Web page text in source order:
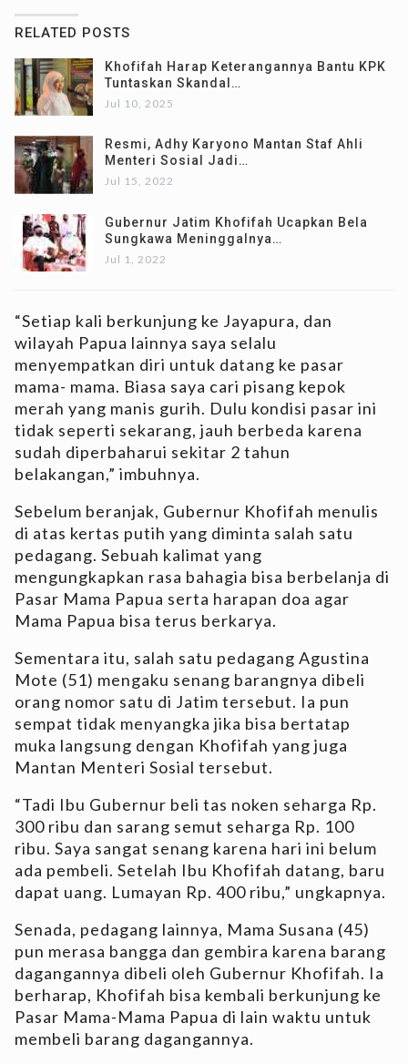
RELATED POSTS
Khofifah Harap Keterangannya Bantu KPK
Tuntaskan Skandal…
Jul 10, 2025
Resmi, Adhy Karyono Mantan Staf Ahli
Menteri Sosial Jadi…
Jul 15, 2022
Gubernur Jatim Khofifah Ucapkan Bela
Sungkawa Meninggalnya…
Jul 1, 2022
“Setiap kali berkunjung ke Jayapura, dan
wilayah Papua lainnya saya selalu
menyempatkan diri untuk datang ke pasar
mama- mama. Biasa saya cari pisang kepok
merah yang manis gurih. Dulu kondisi pasar ini
tidak seperti sekarang, jauh berbeda karena
sudah diperbaharui sekitar 2 tahun
belakangan,” imbuhnya.
Sebelum beranjak, Gubernur Khofifah menulis
di atas kertas putih yang diminta salah satu
pedagang. Sebuah kalimat yang
mengungkapkan rasa bahagia bisa berbelanja di
Pasar Mama Papua serta harapan doa agar
Mama Papua bisa terus berkarya.
Sementara itu, salah satu pedagang Agustina
Mote (51) mengaku senang barangnya dibeli
orang nomor satu di Jatim tersebut. Ia pun
sempat tidak menyangka jika bisa bertatap
muka langsung dengan Khofifah yang juga
Mantan Menteri Sosial tersebut.
“Tadi Ibu Gubernur beli tas noken seharga Rp.
300 ribu dan sarang semut seharga Rp. 100
ribu. Saya sangat senang karena hari ini belum
ada pembeli. Setelah Ibu Khofifah datang, baru
dapat uang. Lumayan Rp. 400 ribu,” ungkapnya.
Senada, pedagang lainnya, Mama Susana (45)
pun merasa bangga dan gembira karena barang
dagangannya dibeli oleh Gubernur Khofifah. Ia
berharap, Khofifah bisa kembali berkunjung ke
Pasar Mama-Mama Papua di lain waktu untuk
membeli barang dagangannya.